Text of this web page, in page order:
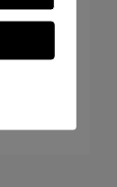
die